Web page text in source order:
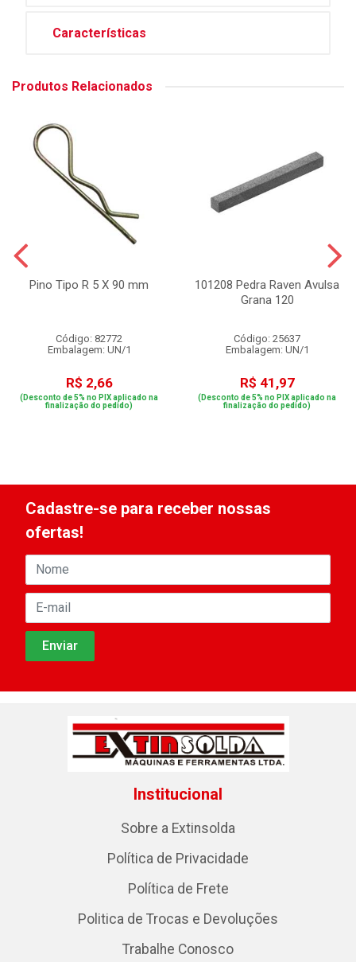
Características
Produtos Relacionados
Pino Tipo R 5 X 90 mm
Código: 82772
Embalagem: UN/1
R$ 2,66
(Desconto de 5% no PIX aplicado na
finalização do pedido)
101208 Pedra Raven Avulsa
Grana 120
Código: 25637
Embalagem: UN/1
R$ 41,97
(Desconto de 5% no PIX aplicado na
finalização do pedido)
Cadastre-se para receber nossas
ofertas!
Institucional
Sobre a Extinsolda
Política de Privacidade
Política de Frete
Politica de Trocas e Devoluções
Trabalhe Conosco